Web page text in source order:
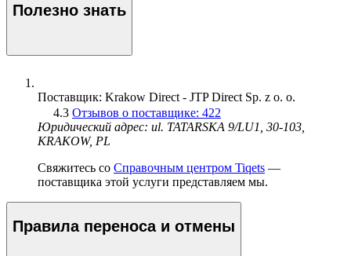
Полезно знать
Поставщик: Krakow Direct - JTP Direct Sp. z o. o.
4.3 Отзывов о поставщике: 422
Юридический адрес: ul. TATARSKA 9/LU1, 30-103,
KRAKOW, PL
Свяжитесь со Справочным центром Tiqets —
поставщика этой услуги представляем мы.
Правила переноса и отмены